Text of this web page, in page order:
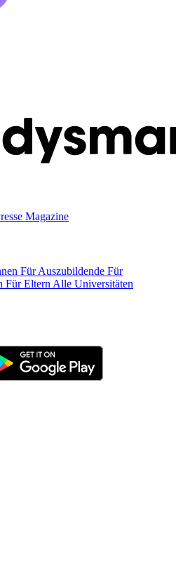
Magazine
Für Auszubildende Für
Für Eltern Alle Universitäten